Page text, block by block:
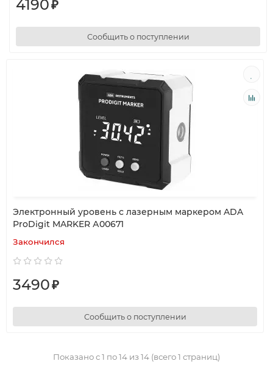
4190₽
Сообщить о поступлении
Электронный уровень с лазерным маркером ADA
ProDigit MARKER А00671
Закончился
3490₽
Сообщить о поступлении
Показано с 1 по 14 из 14 (всего 1 страниц)